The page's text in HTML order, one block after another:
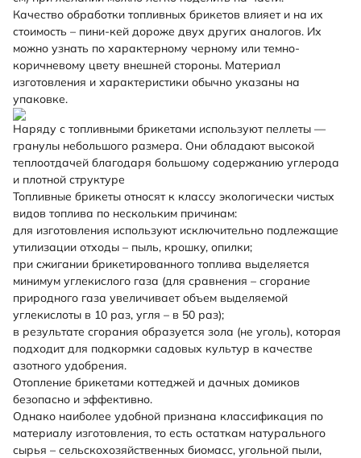
Качество обработки топливных брикетов влияет и на их
стоимость – пини-кей дороже двух других аналогов. Их
можно узнать по характерному черному или темно-
коричневому цвету внешней стороны. Материал
изготовления и характеристики обычно указаны на
упаковке.
Наряду с топливными брикетами используют пеллеты —
гранулы небольшого размера. Они обладают высокой
теплоотдачей благодаря большому содержанию углерода
и плотной структуре
Топливные брикеты относят к классу экологически чистых
видов топлива по нескольким причинам:
для изготовления используют исключительно подлежащие
утилизации отходы – пыль, крошку, опилки;
при сжигании брикетированного топлива выделяется
минимум углекислого газа (для сравнения – сгорание
природного газа увеличивает объем выделяемой
углекислоты в 10 раз, угля – в 50 раз);
в результате сгорания образуется зола (не уголь), которая
подходит для подкормки садовых культур в качестве
азотного удобрения.
Отопление брикетами коттеджей и дачных домиков
безопасно и эффективно.
Однако наиболее удобной признана классификация по
материалу изготовления, то есть остаткам натурального
сырья – сельскохозяйственных биомасс, угольной пыли,